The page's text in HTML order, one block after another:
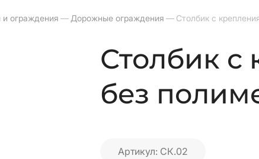
и ограждения — Дорожные ограждения —
Столбик с
без
Артикул: СК.02